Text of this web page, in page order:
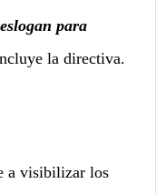
para
la directiva.
a visibilizar los